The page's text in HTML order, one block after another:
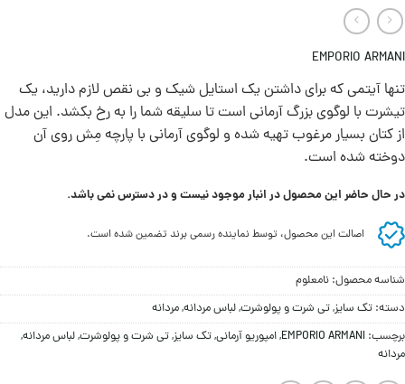
EMPORIO ARMANI
تنها آیتمی که برای داشتن یک استایل شیک و بی نقص لازم دارید، یک
تیشرت با لوگوی بزرگ آرمانی است تا سلیقه شما را به رخ بکشد. این مدل
از کتان بسیار مرغوب تهیه شده و لوگوی آرمانی با پارچه مِش روی آن
دوخته شده است.
در حال حاضر این محصول در انبار موجود نیست و در دسترس نمی باشد.
اصالت این محصول، توسط نماینده رسمی برند تضمین شده است.
شناسه محصول: نامعلوم
دسته: تک سایز,تی شرت و پولوشرت,لباس مردانه,مردانه
برچسب: EMPORIO ARMANI
,امپوریو آرمانی,تک سایز,تی شرت و پولوشرت,لباس مردانه,
مردانه